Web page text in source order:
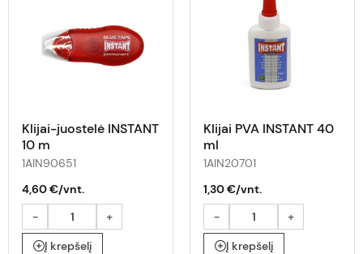
Klijai-juostelė INSTANT
10 m
1AIN90651
4,60 €/vnt.
-
+
Į krepšelį
Klijai PVA INSTANT 40
ml
1AIN20701
1,30 €/vnt.
-
+
Į krepšelį